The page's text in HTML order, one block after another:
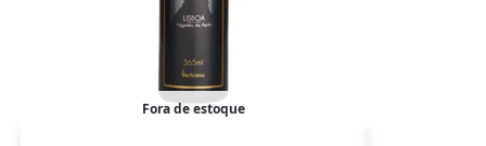
Fora de estoque